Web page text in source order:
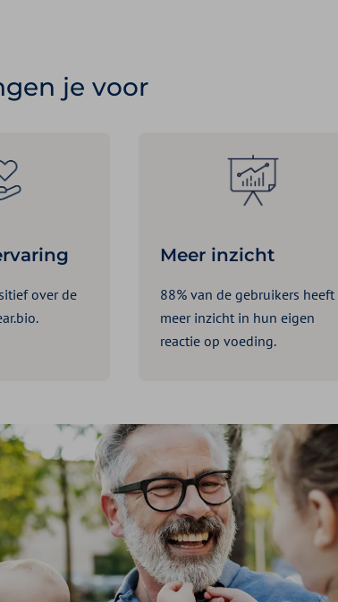
je voor
over de
Meer inzicht
88% van de gebruikers heeft
meer inzicht in hun eigen
reactie op voeding.